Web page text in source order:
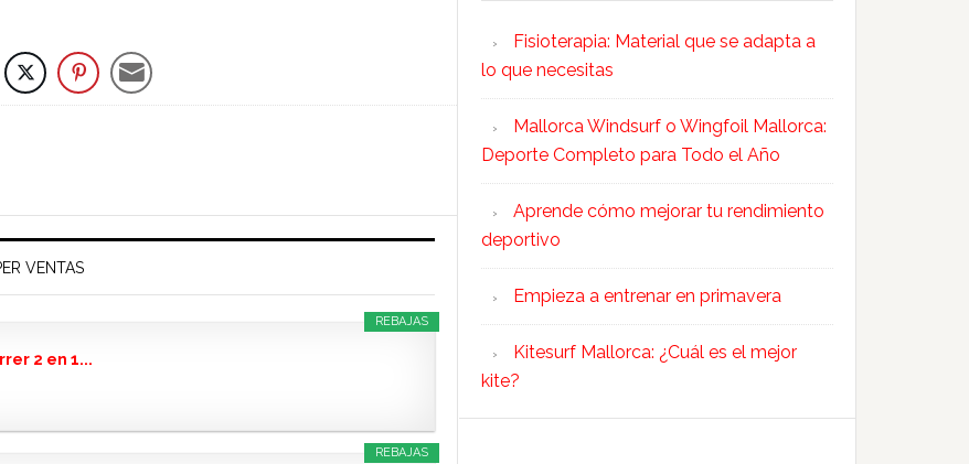
VENTAS
REBAJAS
2 en 1...
REBAJAS
Fisioterapia: Material que se adapta a
lo que necesitas
Mallorca Windsurf o Wingfoil Mallorca:
Deporte Completo para Todo el Año
Aprende cómo mejorar tu rendimiento
deportivo
Empieza a entrenar en primavera
Kitesurf Mallorca: ¿Cuál es el mejor
kite?